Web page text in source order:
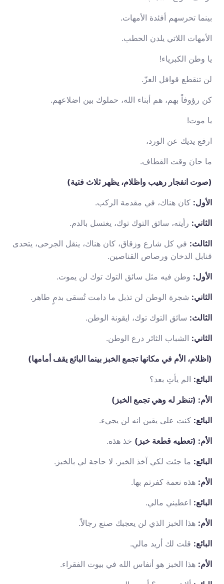
بينما تحرسهم أفئدة الأمهات.
الأمهات اللاتي يلدن الحطب.
يا وطن الكبرياء!
لن تنقطع قوافل العزّ.
كن رؤوفاً بهم، هم أبناء الله، حملوك بين اضلاعهم.
يا موت!
ارفع يديك عن الورد،
ما حانَ وقت القطاف.
(صوت انفجار رهيب واظلام، يظهر ثلاث فتية)
الأول: كان هناك، في مقدمة الركب.
الثاني: رأيته، سائق التوك توك، يغتسل بالدم.
الثالث: في كل شارع وزقاق، كان هناك، ينقل الجرحى، يتحدى
قنابل الدخان ورصاص القناصين.
الأول: وطن فيه مثل سائق التوك توك لن يموت.
الثاني: شجرة الوطن لن تذبل ما دامت تُسقى بدمٍ طاهر.
الثالث: سائق التوك توك، ايقونة الوطن.
الثاني: الشباب الثائر درع الوطن.
(اظلام، الأم في مكانها تجمع الخبز بينما البائع يقف أمامها)
البائع: الم يأتِ بعد؟
الأم: (تنظر له وهي تجمع الخبز)
البائع: كنت على يقين انه لن يجيء.
الأم: (تعطيه قطعة خبز) خذ هذه.
البائع: ما جئت لكي آخذ الخبز. لا حاجة لي بالخبز.
الأم: هذه نعمة كفرتم بها.
البائع: اعطيني مالي.
الأم: هذا الخبز الذي لن يعجبك صنع رجالاً.
البائع: قلت لك أريد مالي.
الأم: هذا الخبز هو أنفاس الله في بيوت الفقراء.